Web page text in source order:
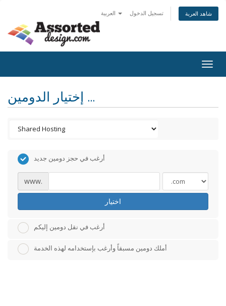
تسجيل الدخول شاهد العربة
إختيار الدومين ...
أرغب في حجز دومين جديد
www.
اختيار
أرغب في نقل دومين إليكم
أملك دومين مسبقاً وأرغب بإستخدامه لهذه الخدمة